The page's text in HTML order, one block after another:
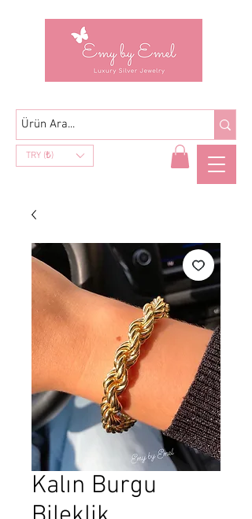
TRY (₺)
Kalın Burgu